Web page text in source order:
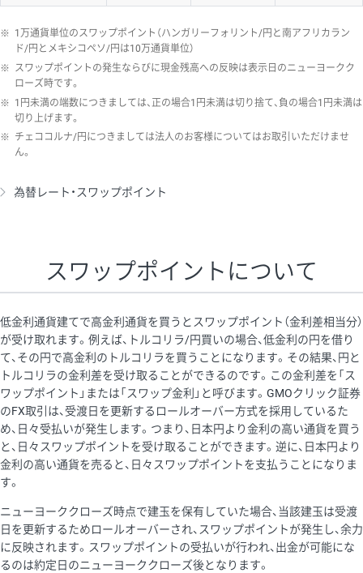
※ 1万通貨単位のスワップポイント（ハンガリーフォリント/円と南アフリカラン
ド/円とメキシコペソ/円は10万通貨単位）
※ スワップポイントの発生ならびに現金残高への反映は表示日のニューヨークク
ローズ時です。
※ 1円未満の端数につきましては、正の場合1円未満は切り捨て、負の場合1円未満は
切り上げます。
※ チェココルナ/円につきましては法人のお客様についてはお取引いただけませ
ん。
為替レート・スワップポイント
スワップポイントについて
低金利通貨建てで高金利通貨を買うとスワップポイント（金利差相当分）
が受け取れます。例えば、トルコリラ/円買いの場合、低金利の円を借り
て、その円で高金利のトルコリラを買うことになります。その結果、円と
トルコリラの金利差を受け取ることができるのです。この金利差を「ス
ワップポイント」または「スワップ金利」と呼びます。GMOクリック証券
のFX取引は、受渡日を更新するロールオーバー方式を採用しているた
め、日々受払いが発生します。つまり、日本円より金利の高い通貨を買う
と、日々スワップポイントを受け取ることができます。逆に、日本円より
金利の高い通貨を売ると、日々スワップポイントを支払うことになりま
す。
ニューヨーククローズ時点で建玉を保有していた場合、当該建玉は受渡
日を更新するためロールオーバーされ、スワップポイントが発生し、余力
に反映されます。スワップポイントの受払いが行われ、出金が可能にな
るのは約定日のニューヨーククローズ後となります。